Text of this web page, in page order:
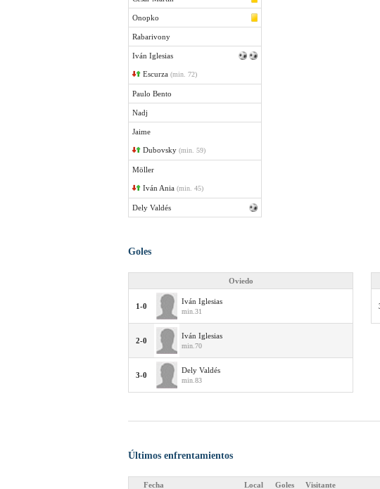
Onopko
Rabarivony
Iván Iglesias
Escurza (min. 72)
Paulo Bento
Nadj
Jaime
Dubovsky (min. 59)
Möller
Iván Ania (min. 45)
Dely Valdés
Goles
Oviedo
1-0
Iván Iglesias
min.31
2-0
Iván Iglesias
min.70
3-0
Dely Valdés
min.83
Últimos enfrentamientos
Fecha Local Goles Visitante